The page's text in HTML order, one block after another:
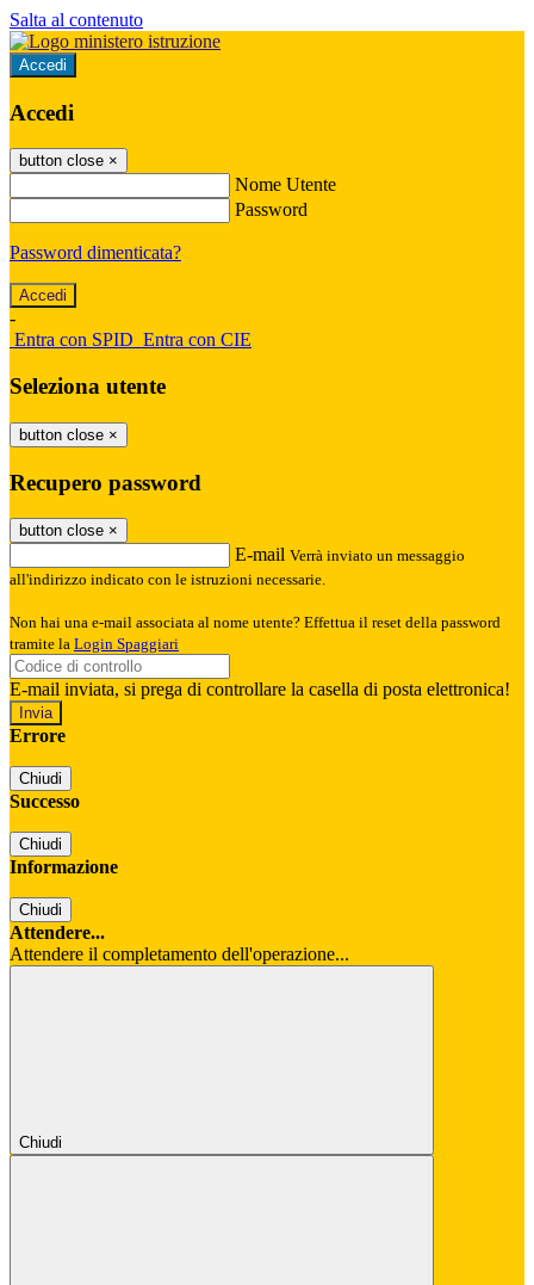
Salta al contenuto
Accedi
Accedi
button close ×
Nome Utente
Password
Password dimenticata?
-
Entra con SPID Entra con CIE
Seleziona utente
button close ×
Recupero password
button close ×
E-mail Verrà inviato un messaggio
all'indirizzo indicato con le istruzioni necessarie.
Non hai una e-mail associata al nome utente? Effettua il reset della password
tramite la Login Spaggiari
E-mail inviata, si prega di controllare la casella di posta elettronica!
Errore
Chiudi
Successo
Chiudi
Informazione
Chiudi
Attendere...
Attendere il completamento dell'operazione...
Chiudi